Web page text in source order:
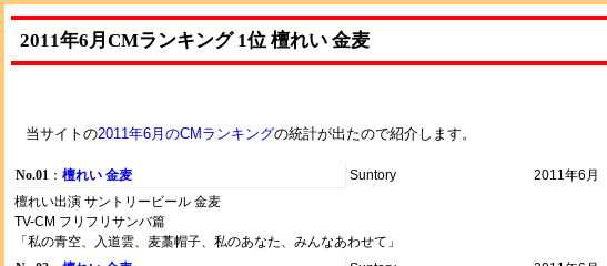
2011年6月CMランキング 1位 檀れい 金麦
当サイトの2011年6月のCMランキングの統計が出たので紹介します。
No.01 ： 檀れい 金麦 Suntory
2011年6月
檀れい出演 サントリービール 金麦
TV-CM フリフリサンバ篇
「私の青空、入道雲、麦藁帽子、私のあなた、みんなあわせて」